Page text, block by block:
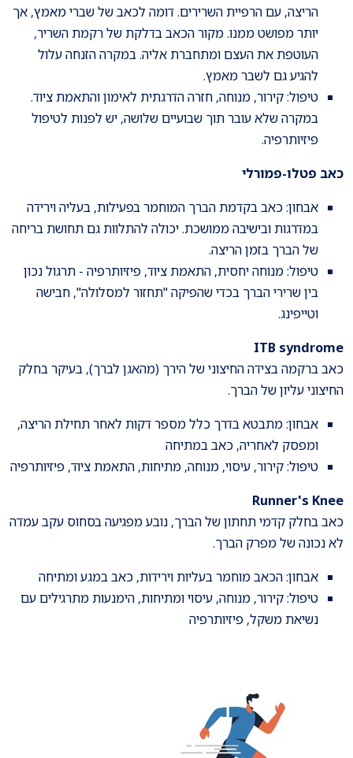
הריצה, עם הרפיית השרירים. דומה לכאב של שברי מאמץ, אך
יותר מפושט ממנו. מקור הכאב בדלקת של רקמת השריר,
העוטפת את העצם ומתחברת אליה. במקרה הזנחה עלול
להגיע גם לשבר מאמץ.
טיפול: קירור, מנוחה, חזרה הדרגתית לאימון והתאמת ציוד.
במקרה שלא עובר תוך שבועיים שלושה, יש לפנות לטיפול
פיזיותרפיה.
כאב פטלו-פמורלי
אבחון: כאב בקדמת הברך המוחמר בפעילות, בעליה וירידה
במדרגות ובישיבה ממושכת. יכולה להתלוות גם תחושת בריחה
של הברך בזמן הריצה.
טיפול: מנוחה יחסית, התאמת ציוד, פיזיותרפיה - תרגול נכון
בין שרירי הברך בכדי שהפיקה "תחזור למסלולה", חבישה
וטייפינג.
ITB syndrome
כאב ברקמה בצידה החיצוני של הירך (מהאגן לברך), בעיקר בחלק
החיצוני עליון של הברך.
אבחון: מתבטא בדרך כלל מספר דקות לאחר תחילת הריצה,
ומפסק לאחריה, כאב במתיחה
טיפול: קירור, עיסוי, מנוחה, מתיחות, התאמת ציוד, פיזיותרפיה
Runner's Knee
כאב בחלק קדמי תחתון של הברך, נובע מפגיעה בסחוס עקב עמדה
לא נכונה של מפרק הברך.
אבחון: הכאב מוחמר בעליות וירידות, כאב במגע ומתיחה
טיפול: קירור, מנוחה, עיסוי ומתיחות, הימנעות מתרגילים עם
נשיאת משקל, פיזיותרפיה